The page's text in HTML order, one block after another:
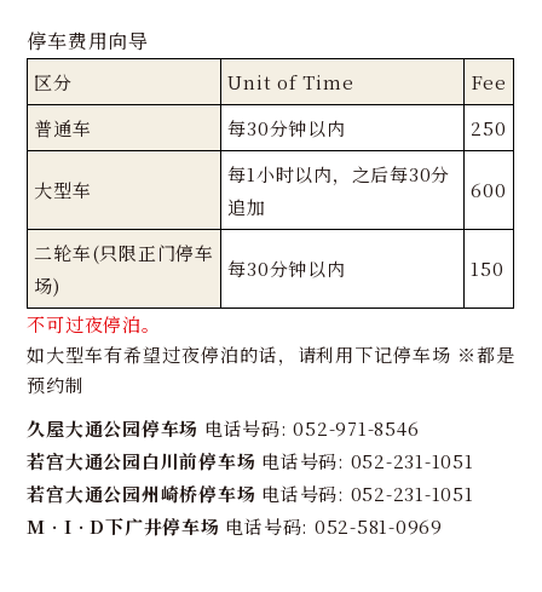
停车费用向导
区分 Unit of Time
Fee
普通车
每30分钟以内 250
大型车
每1小时以内，之后每30分
追加
600
二轮车(只限正门停车
场)
每30分钟以内 150
不可过夜停泊。
如大型车有希望过夜停泊的话，请利用下记停车场 ※都是
预约制
久屋大通公园停车场 电话号码: 052-971-8546
若宫大通公园白川前停车场 电话号码: 052-231-1051
若宫大通公园州崎桥停车场 电话号码: 052-231-1051
M•I•D下广井停车场 电话号码: 052-581-0969